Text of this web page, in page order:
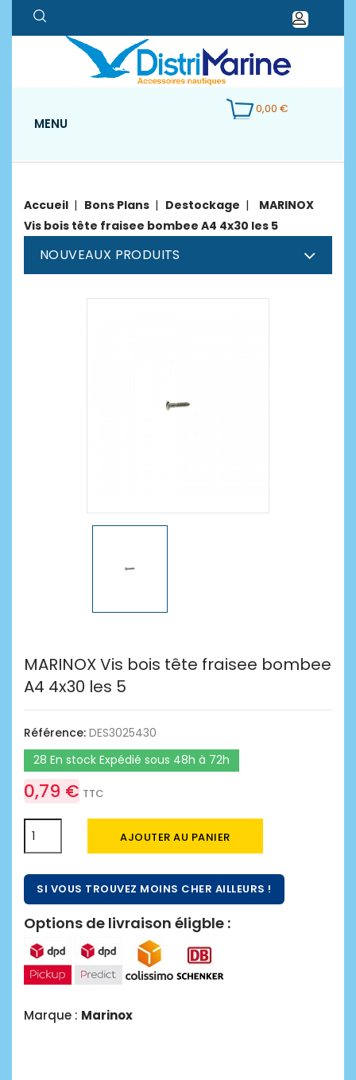
0,00 €
MENU
Accueil Bons Plans Destockage
MARINOX
Vis bois tête fraisee bombee A4 4x30 les 5
NOUVEAUX PRODUITS
MARINOX Vis bois tête fraisee bombee
A4 4x30 les 5
Référence: DES3025430
28 En stock Expédié sous 48h à 72h
0,79 € TTC
AJOUTER AU PANIER
SI VOUS TROUVEZ MOINS CHER AILLEURS !
Options de livraison éligble :
Marque : Marinox